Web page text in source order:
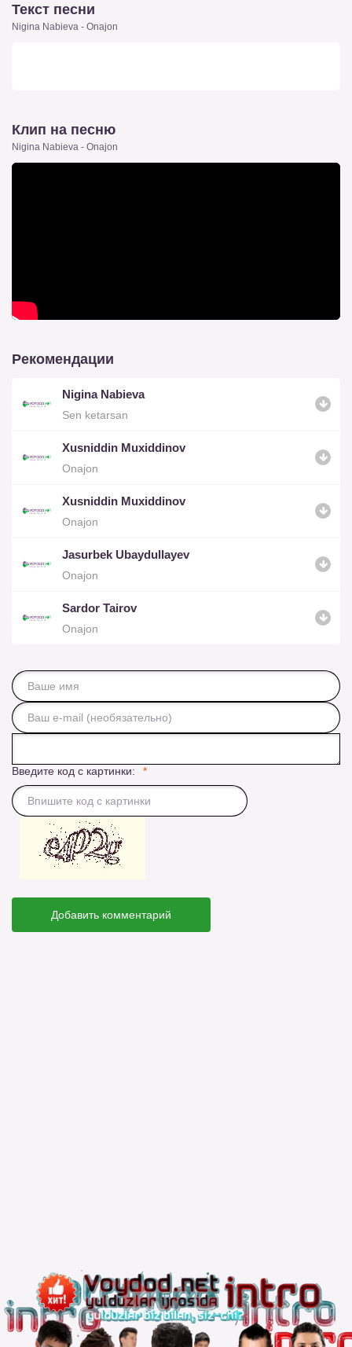
Текст песни
Nigina Nabieva - Onajon
Клип на песню
Nigina Nabieva - Onajon
Рекомендации
Nigina Nabieva
Sen ketarsan
Xusniddin Muxiddinov
Onajon
Xusniddin Muxiddinov
Onajon
Jasurbek Ubaydullayev
Onajon
Sardor Tairov
Onajon
Введите код с картинки:
Добавить комментарий